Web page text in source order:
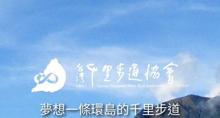
夢想一條環島的千里步道